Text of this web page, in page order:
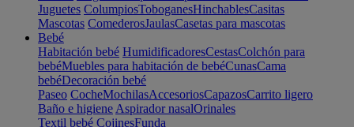
Juguetes ColumpiosToboganesHinchablesCasitas
Mascotas ComederosJaulasCasetas para mascotas
Bebé
Habitación bebé HumidificadoresCestasColchón para
bebéMuebles para habitación de bebéCunasCama
bebéDecoración bebé
Paseo CocheMochilasAccesoriosCapazosCarrito ligero
Baño e higiene Aspirador nasalOrinales
Textil bebé CojinesFunda